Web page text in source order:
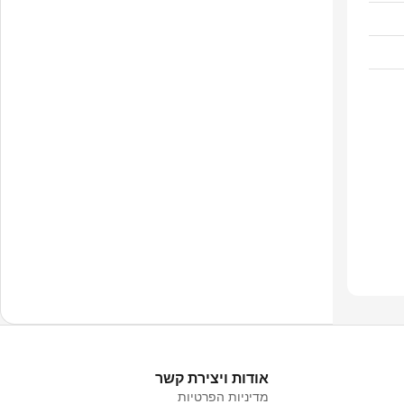
אודות ויצירת קשר
מדיניות הפרטיות